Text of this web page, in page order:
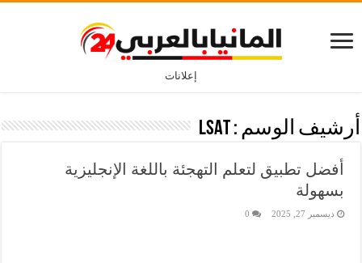
إعلانات
أرشيف الوسم :LSAT
أفضل تطبيق لتعلم التهجئة باللغة الإنجليزية
بسهولة
ديسمبر 27, 2025 0